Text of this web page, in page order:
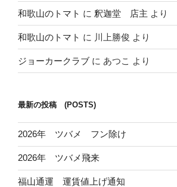
和歌山のトマト に 釈迦堂 店主 より
和歌山のトマト に 川上勝俊 より
ジョーカークラブ に あつこ より
最新の投稿 (POSTS)
2026年 ツバメ フン除け
2026年 ツバメ飛来
福山通運 運賃値上げ通知